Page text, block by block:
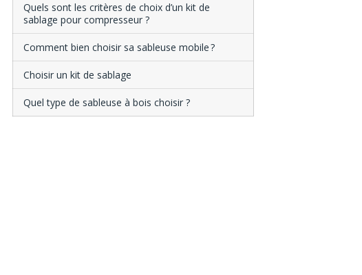
Quels sont les critères de choix d’un kit de
sablage pour compresseur ?
Comment bien choisir sa sableuse mobile ?
Choisir un kit de sablage
Quel type de sableuse à bois choisir ?